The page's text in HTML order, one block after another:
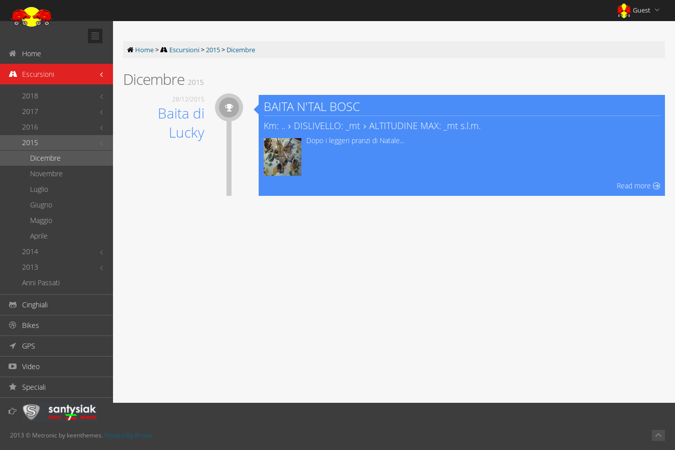
Guest
Home
Escursioni
2018
2017
2016
2015
Dicembre
Novembre
Luglio
Giugno
Maggio
Aprile
2014
2013
Anni Passati
Cinghiali
Bikes
GPS
Video
Speciali
Home> Escursioni>2015> Dicembre
Dicembre 2015
28/12/2015
Baita di
Lucky
BAITA N'TAL BOSC
Km: .. DISLIVELLO: _mt ALTITUDINE MAX: _mt s.l.m.
Dopo i leggeri pranzi di Natale...
Read more
2013 © Metronic by keenthemes. Hosted By Arvixe